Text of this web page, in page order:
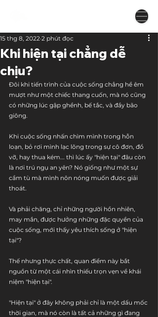
Khi hiện tại chẳng dễ
chịu?
15 thg 8, 2022 2 phút đọc
Đôi khi tiến trình của cuộc sống chẳng hề êm
mượt như một chiếc thang cuốn, mà nó cũng
có những lúc gập ghềnh, bế tắc, và đầy bão
giông.
Khi cuộc sống nhấn chìm mình trong hỗn
loạn, bỏ rơi mình lạc lõng trong sự cô đơn, đổ
vỡ, hay thua kém... thì lúc ấy "hiện tại" đâu còn
là nơi trú ngụ an yên? Nó giống như một sự
cầm tù mà mình nôn nóng muốn được giải
thoát.
Và phải chăng, chỉ những người hồn nhiên,
may mắn, được hưởng những đặc quyền của
cuộc sống, mới thấy yêu thích sống ở "hiện
tại"?
Thế nhưng thực chất, quan điểm này bắt
nguồn từ một cái nhìn thiếu trọn vẹn về khái
niệm "hiện tại".
"Hiện tại" ở đây không phải chỉ là một dấu mốc
thời gian, mà nó còn là tất cả những gì đang